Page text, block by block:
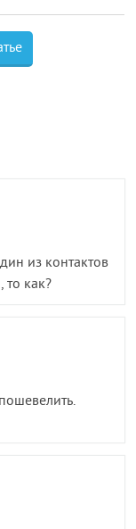
из контактов
то как?